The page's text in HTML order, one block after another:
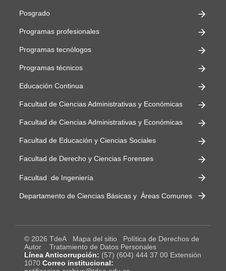
Posgrado
Programas profesionales
Programas tecnólogos
Programas técnicos
Educación Continua
Facultad de Ciencias Administrativas y Económicas
Facultad de Ciencias Administrativas y Económicas
Facultad de Educación y Ciencias Sociales
Facultad de Derecho y Ciencias Forenses
Facultad de Ingeniería
Departamento de Ciencias Básicas y Áreas Comunes
© 2026 TdeA Mapa del sitio
Política de Derechos de
Autor
Tratamiento de Datos Personales
Línea Anticorrupción: (57) (604) 444 37 00 Extensión
1070 Correo institucional: